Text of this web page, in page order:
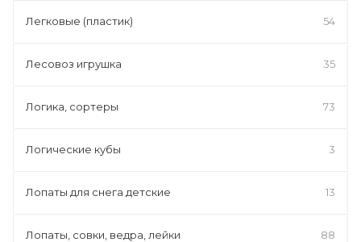
Легковые (пластик) 54
Лесовоз игрушка 35
Логика, сортеры 73
Логические кубы 3
Лопаты для снега детские 13
Лопаты, совки, ведра, лейки 88